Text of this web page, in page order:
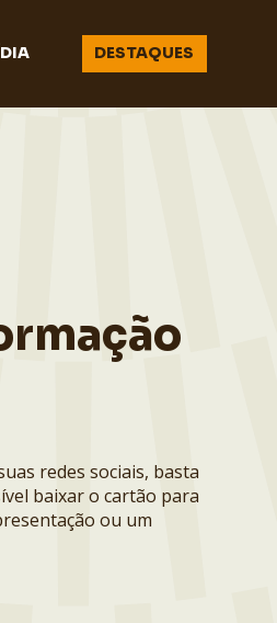
DESTAQUES
redes sociais, basta
baixar o cartão para
ou um